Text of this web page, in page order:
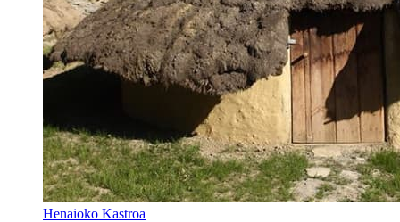
Henaioko Kastroa